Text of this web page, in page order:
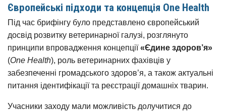
Європейські підходи та концепція One Health
Під час брифінгу було представлено європейський
досвід розвитку ветеринарної галузі, розглянуто
принципи впровадження концепції«Єдине здоров’я»
(One Health), роль ветеринарних фахівців у
забезпеченні громадського здоров’я, а також актуальні
питання ідентифікації та реєстрації домашніх тварин.
Учасники заходу мали можливість долучитися до